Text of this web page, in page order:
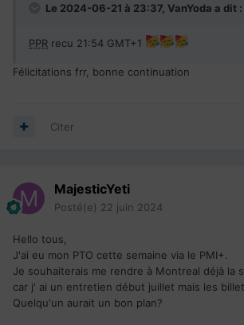
Le 2024-06-21 à 23:37, VanYoda a dit :
PPR recu 21:54 GMT+1
Félicitations frr, bonne continuation
Citer
MajesticYeti
Posté(e) 22 juin 2024
Hello tous,
J'ai eu mon PTO cette semaine via le PMI+.
Je souhaiterais me rendre à Montreal déjà la
car j' ai un entretien début juillet mais les
Quelqu'un aurait un bon plan?